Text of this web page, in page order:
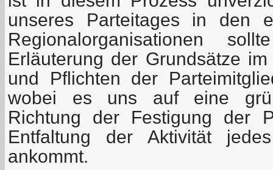
unseres Parteitages in den
Regionalorganisationen
Erläuterung der Grundsätze
und Pflichten der
wobei es uns auf eine
Richtung der Festigung der
Entfaltung der Aktivität
ankommt.